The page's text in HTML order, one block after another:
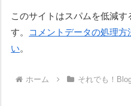
このサイトはスパムを低減
す。
コメントデータの処理
い。
ホーム それでも！